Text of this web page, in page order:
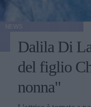
Dalila Di
del figlio
nonna"